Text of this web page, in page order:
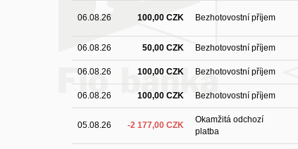
06.08.26 100,00 CZK Bezhotovostní příjem
06.08.26 50,00 CZK Bezhotovostní příjem
06.08.26 100,00 CZK Bezhotovostní příjem
06.08.26 100,00 CZK Bezhotovostní příjem
05.08.26 -2 177,00 CZK
Okamžitá odchozí
platba